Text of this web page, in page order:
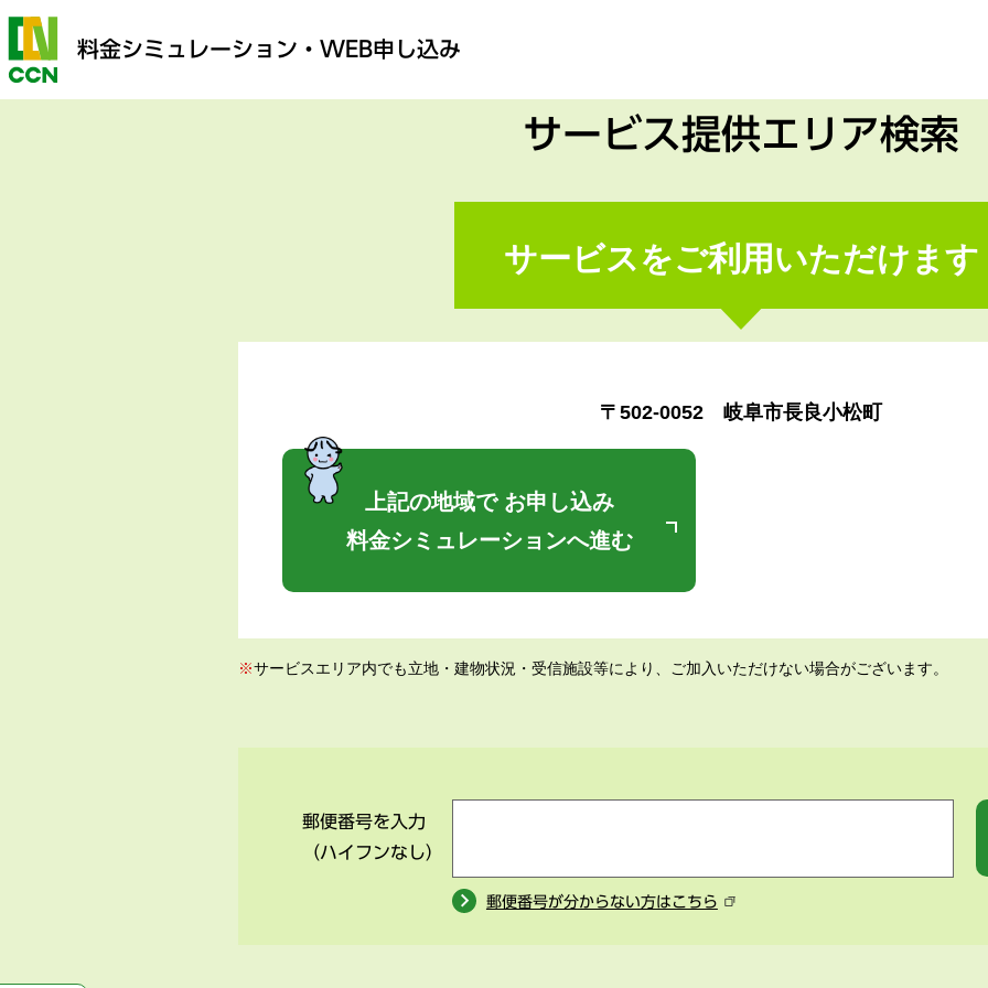
料金シミュレーション ・WEB申し込み
サービス提供エリア検索
サービスをご利用いただけます
〒502-0052 岐阜市長良小松町
上記の地域で お申し込み
料金シミュレーションへ進む
※サービスエリア内でも立地・建物状況・受信施設等により、ご加入いただけない場合がございます。
郵便番号を入力
（ハイフンなし）
郵便番号が分からない方はこちら